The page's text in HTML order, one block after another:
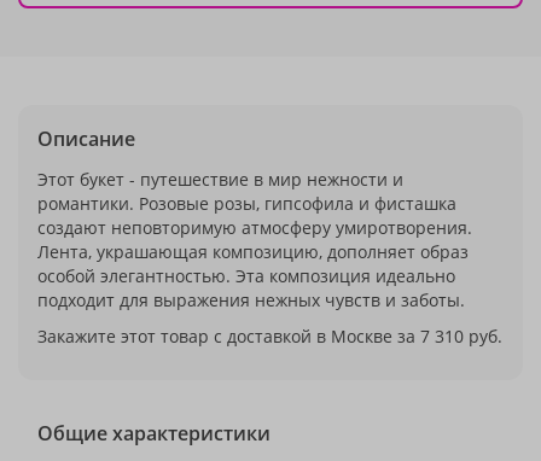
Описание
Этот букет - путешествие в мир нежности и
романтики. Розовые розы, гипсофила и фисташка
создают неповторимую атмосферу умиротворения.
Лента, украшающая композицию, дополняет образ
особой элегантностью. Эта композиция идеально
подходит для выражения нежных чувств и заботы.
Закажите этот товар с доставкой в Москве за 7 310 руб.
Общие характеристики